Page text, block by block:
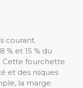
courant.
% et 15 % du
Cette fourchette
et des risques
la marge